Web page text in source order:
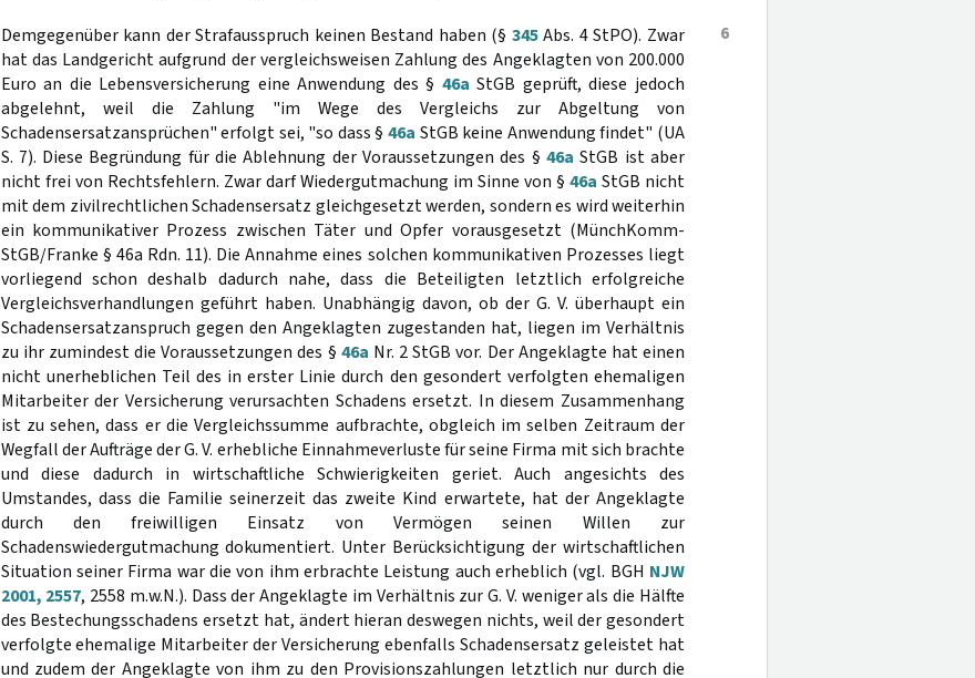
6
Demgegenüber kann der Strafausspruch keinen Bestand haben (§ 345Abs. 4 StPO). Zwar
hat das Landgericht aufgrund der vergleichsweisen Zahlung des Angeklagten von 200.000
Euro an die Lebensversicherung eine Anwendung des § 46a StGB geprüft, diese jedoch
abgelehnt, weil die Zahlung "im Wege des Vergleichs zur Abgeltung von
Schadensersatzansprüchen" erfolgt sei, "so dass §46a StGB keine Anwendung findet" (UA
S. 7). Diese Begründung für die Ablehnung der Voraussetzungen des §46a StGB ist aber
nicht frei von Rechtsfehlern. Zwar darf Wiedergutmachung im Sinne von § 46a StGB nicht
mit dem zivilrechtlichen Schadensersatz gleichgesetzt werden, sondern es wird weiterhin
ein kommunikativer Prozess zwischen Täter und Opfer vorausgesetzt (MünchKomm-
StGB/Franke § 46a Rdn. 11). Die Annahme eines solchen kommunikativen Prozesses liegt
vorliegend schon deshalb dadurch nahe, dass die Beteiligten letztlich erfolgreiche
Vergleichsverhandlungen geführt haben. Unabhängig davon, ob der G. V. überhaupt ein
Schadensersatzanspruch gegen den Angeklagten zugestanden hat, liegen im Verhältnis
zu ihr zumindest die Voraussetzungen des § 46a Nr. 2 StGB vor. Der Angeklagte hat einen
nicht unerheblichen Teil des in erster Linie durch den gesondert verfolgten ehemaligen
Mitarbeiter der Versicherung verursachten Schadens ersetzt. In diesem Zusammenhang
ist zu sehen, dass er die Vergleichssumme aufbrachte, obgleich im selben Zeitraum der
Wegfall der Aufträge der G. V. erhebliche Einnahmeverluste für seine Firma mit sich brachte
und diese dadurch in wirtschaftliche Schwierigkeiten geriet. Auch angesichts des
Umstandes, dass die Familie seinerzeit das zweite Kind erwartete, hat der Angeklagte
durch den freiwilligen Einsatz von Vermögen seinen Willen zur
Schadenswiedergutmachung dokumentiert. Unter Berücksichtigung der wirtschaftlichen
Situation seiner Firma war die von ihm erbrachte Leistung auch erheblich (vgl. BGH NJW
2001, 2557, 2558 m.w.N.). Dass der Angeklagte im Verhältnis zur G. V. weniger als die Hälfte
des Bestechungsschadens ersetzt hat, ändert hieran deswegen nichts, weil der gesondert
verfolgte ehemalige Mitarbeiter der Versicherung ebenfalls Schadensersatz geleistet hat
und zudem der Angeklagte von ihm zu den Provisionszahlungen letztlich nur durch die